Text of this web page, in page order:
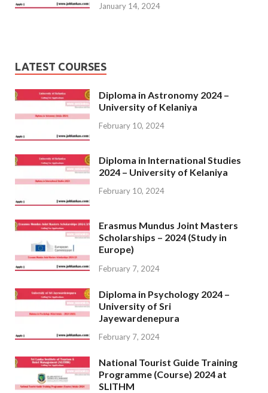
January 14, 2024
LATEST COURSES
Diploma in Astronomy 2024 –
University of Kelaniya
February 10, 2024
Diploma in International Studies
2024 – University of Kelaniya
February 10, 2024
Erasmus Mundus Joint Masters
Scholarships – 2024 (Study in
Europe)
February 7, 2024
Diploma in Psychology 2024 –
University of Sri
Jayewardenepura
February 7, 2024
National Tourist Guide Training
Programme (Course) 2024 at
SLITHM